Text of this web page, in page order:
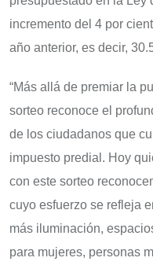
incremento del 4 por
año anterior, es decir,
“Más allá de premiar la
sorteo reconoce el
de los ciudadanos que
impuesto predial. Hoy
con este sorteo
cuyo esfuerzo se refleja
más iluminación,
para mujeres, personas